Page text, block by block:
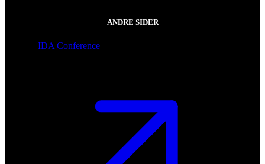
ANDRE SIDER
IDA Conference